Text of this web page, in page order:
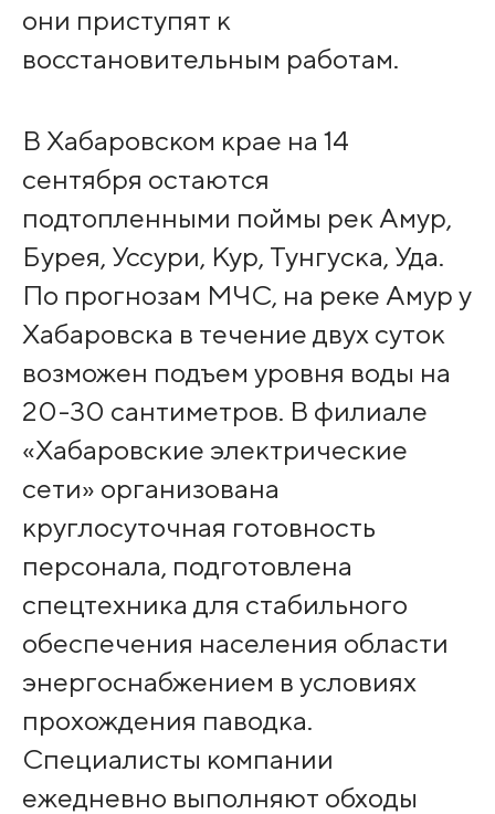
они приступят к
восстановительным работам.
В Хабаровском крае на 14
сентября остаются
подтопленными поймы рек Амур,
Бурея, Уссури, Кур, Тунгуска, Уда.
По прогнозам МЧС, на реке Амур у
Хабаровска в течение двух суток
возможен подъем уровня воды на
20-30 сантиметров. В филиале
«Хабаровские электрические
сети» организована
круглосуточная готовность
персонала, подготовлена
спецтехника для стабильного
обеспечения населения области
энергоснабжением в условиях
прохождения паводка.
Специалисты компании
ежедневно выполняют обходы